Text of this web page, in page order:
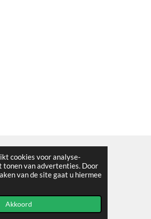
cookies voor analyse-
tonen van advertenties. Door
van de site gaat u hiermee
Akkoord
Het vlinderpad